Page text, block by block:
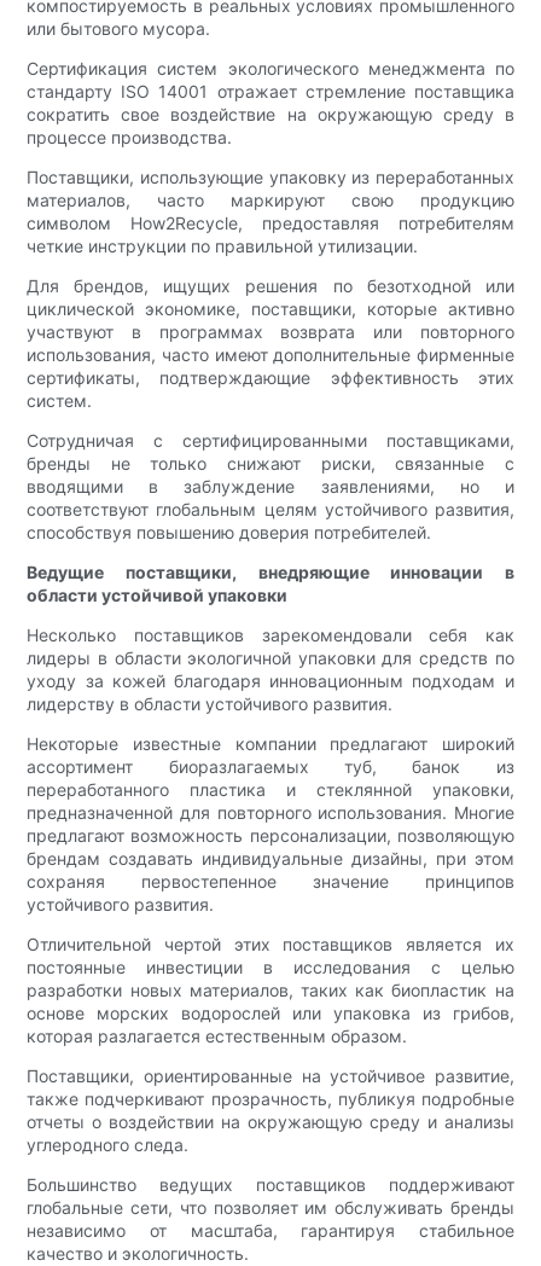
компостируемость в реальных условиях промышленного
или бытового мусора.
Сертификация систем экологического менеджмента по
стандарту ISO 14001 отражает стремление поставщика
сократить свое воздействие на окружающую среду в
процессе производства.
Поставщики, использующие упаковку из переработанных
материалов, часто маркируют свою продукцию
символом How2Recycle, предоставляя потребителям
четкие инструкции по правильной утилизации.
Для брендов, ищущих решения по безотходной или
циклической экономике, поставщики, которые активно
участвуют в программах возврата или повторного
использования, часто имеют дополнительные фирменные
сертификаты, подтверждающие эффективность этих
систем.
Сотрудничая с сертифицированными поставщиками,
бренды не только снижают риски, связанные с
вводящими в заблуждение заявлениями, но и
соответствуют глобальным целям устойчивого развития,
способствуя повышению доверия потребителей.
Ведущие поставщики, внедряющие инновации в
области устойчивой упаковки
Несколько поставщиков зарекомендовали себя как
лидеры в области экологичной упаковки для средств по
уходу за кожей благодаря инновационным подходам и
лидерству в области устойчивого развития.
Некоторые известные компании предлагают широкий
ассортимент биоразлагаемых туб, банок из
переработанного пластика и стеклянной упаковки,
предназначенной для повторного использования. Многие
предлагают возможность персонализации, позволяющую
брендам создавать индивидуальные дизайны, при этом
сохраняя первостепенное значение принципов
устойчивого развития.
Отличительной чертой этих поставщиков является их
постоянные инвестиции в исследования с целью
разработки новых материалов, таких как биопластик на
основе морских водорослей или упаковка из грибов,
которая разлагается естественным образом.
Поставщики, ориентированные на устойчивое развитие,
также подчеркивают прозрачность, публикуя подробные
отчеты о воздействии на окружающую среду и анализы
углеродного следа.
Большинство ведущих поставщиков поддерживают
глобальные сети, что позволяет им обслуживать бренды
независимо от масштаба, гарантируя стабильное
качество и экологичность.